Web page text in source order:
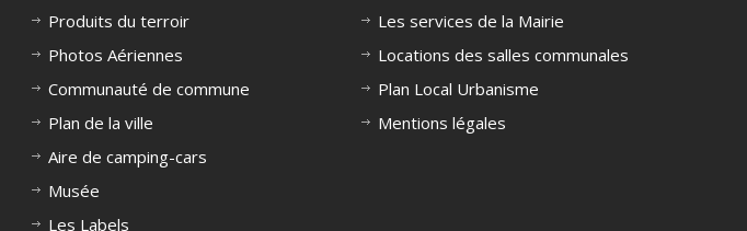
Produits du terroir
Photos Aériennes
Communauté de commune
Plan de la ville
Aire de camping-cars
Musée
Les Labels
Les services de la Mairie
Locations des salles communales
Plan Local Urbanisme
Mentions légales